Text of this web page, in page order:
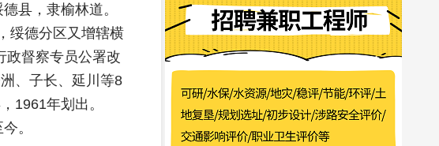
县，隶榆林道。
绥德分区又增辖横
政督察专员公署改
、子长、延川等8
1961年划出。
。